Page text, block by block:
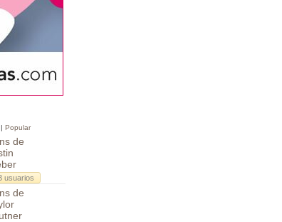
| Popular
de
usuarios
de